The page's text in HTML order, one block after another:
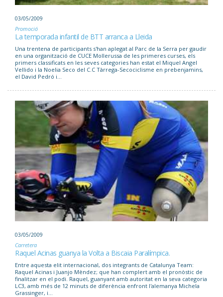
03/05/2009
Promoció
La temporada infantil de BTT arranca a Lleida
Una trentena de participants s'han aplegat al Parc de la Serra per gaudir
en una organització de CUCE Mollerussa de les primeres curses, els
primers classificats en les seves categories han estat el Miquel Angel
Vellido i la Noelia Seco del C.C Tàrrega-Secociclisme en prebenjamins,
el David Pedró i...
03/05/2009
Carretera
Raquel Acinas guanya la Volta a Biscaia Paralímpica.
Entre aquesta elit internacional, dos integrants de Catalunya Team:
Raquel Acinas i Juanjo Mèndez; que han complert amb el pronòstic de
finalitzar en el podi. Raquel, guanyant amb autoritat en la seva categoria
LC3, amb més de 12 minuts de diferència enfront l'alemanya Michela
Grassinger, i...